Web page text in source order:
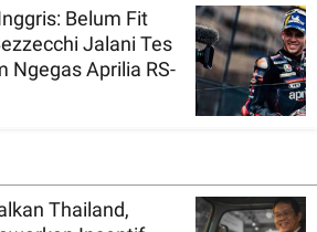
Belum Fit
Jalani Tes
Ngegas Aprilia RS-
Thailand,